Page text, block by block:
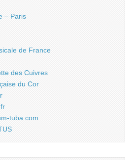
– Paris
de France
des Cuivres
du Cor
tuba.com